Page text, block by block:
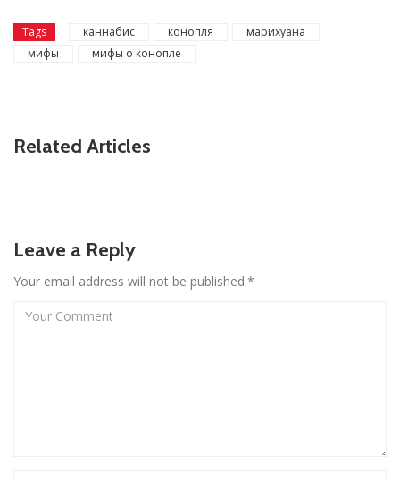
Tags каннабис конопля
марихуана
мифы
мифы о конопле
Related Articles
Leave a Reply
Your email address will not be published.*